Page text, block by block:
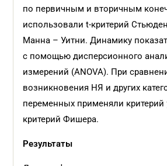
по первичным и вторичным
использовали t-критерий
Манна – Уитни. Динамику
с помощью дисперсионного
измерений (ANOVA). При
возникновения НЯ и других
переменных применяли критерий
критерий Фишера.
Результаты